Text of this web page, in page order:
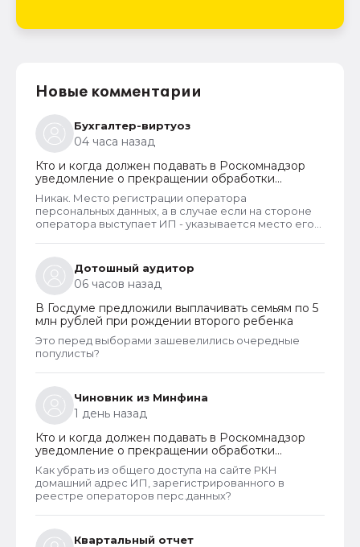
Новые комментарии
Бухгалтер-виртуоз
04 часа назад
Кто и когда должен подавать в Роскомнадзор
уведомление о прекращении обработки
персональных данных
Никак. Место регистрации оператора
персональных данных, а в случае если на стороне
оператора выступает ИП - указывается место его
информация подлежит обязательному
размещению в реестре наряду со всеми прочими
сведениями. Делается это для того, чтобы у
субъектов ПД имелась возможность в случае
нарушения их прав обратиться непосредственно к
оператору для устранения нарушений.
Дотошный аудитор
06 часов назад
В Госдуме предложили выплачивать семьям по 5
млн рублей при рождении второго ребенка
Это перед выборами зашевелились очередные
популисты?
Чиновник из Минфина
1 день назад
Кто и когда должен подавать в Роскомнадзор
уведомление о прекращении обработки
персональных данных
Как убрать из общего доступа на сайте РКН
домашний адрес ИП, зарегистрированного в
реестре операторов перс.данных?
Квартальный отчет